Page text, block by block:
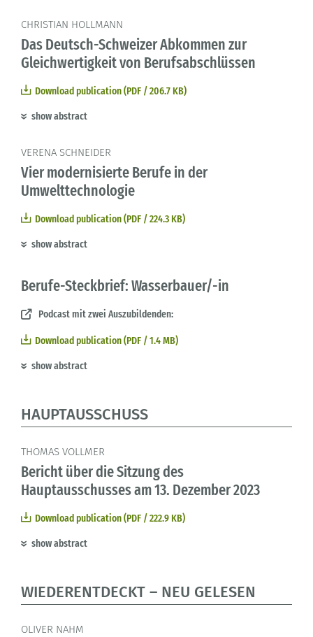
CHRISTIAN HOLLMANN
Das Deutsch-Schweizer Abkommen zur
Gleichwertigkeit von Berufsabschlüssen
Download publication (PDF / 206.7 KB)
show abstract
VERENA SCHNEIDER
Vier modernisierte Berufe in der
Umwelttechnologie
Download publication (PDF / 224.3 KB)
show abstract
Berufe-Steckbrief: Wasserbauer/-in
Podcast mit zwei Auszubildenden:
Download publication (PDF / 1.4 MB)
show abstract
HAUPTAUSSCHUSS
THOMAS VOLLMER
Bericht über die Sitzung des
Hauptausschusses am 13. Dezember 2023
Download publication (PDF / 222.9 KB)
show abstract
WIEDERENTDECKT – NEU GELESEN
OLIVER NAHM